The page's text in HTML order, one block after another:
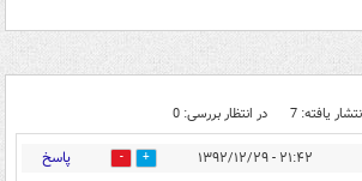
یافته: 7 در انتظار بررسی: 0
۲۱:۴۲ - ۱۳۹۲/۱۲/۲۹ 0 پاسخ